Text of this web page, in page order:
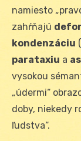
namiesto
zahŕňajú
kondenzáciu
parataxiu a
vysokou
„údermi“
doby, niekedy
ľudstva“.